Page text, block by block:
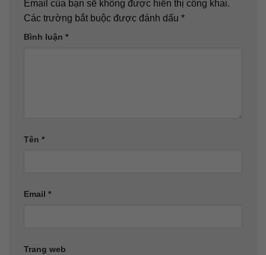
Email của bạn sẽ không được hiển thị công khai.
Các trường bắt buộc được đánh dấu *
Bình luận *
Tên *
Email *
Trang web